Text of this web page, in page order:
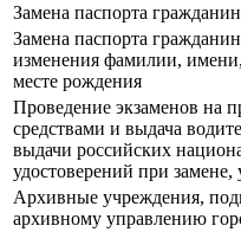
Замена паспорта
Замена паспорта
изменения фамилии, имени,
месте рождения
Прoведение экзаменов на
средствами и выдача
выдачи российских
удостоверений при
Архивные учреждения,
архивному управлению